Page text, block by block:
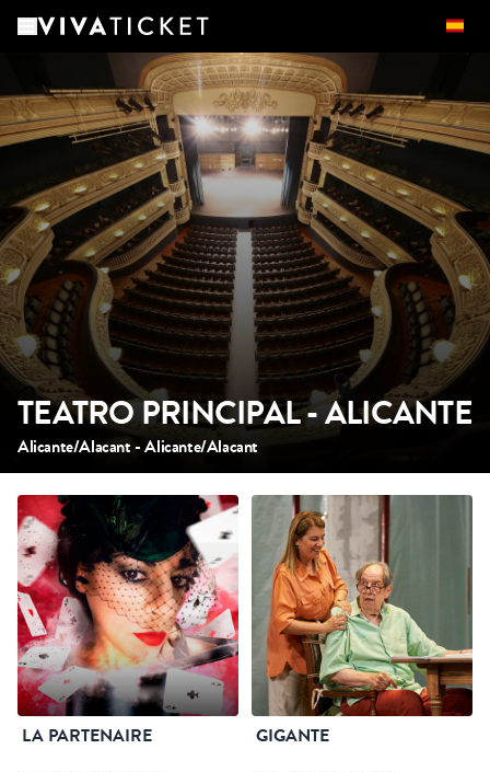
TEATRO PRINCIPAL - ALICANTE
Alicante/Alacant - Alicante/Alacant
LA PARTENAIRE GIGANTE